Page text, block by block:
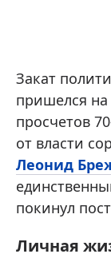
Закат
пришелся
просчетов
от власти
Леонид
покинул
Личная